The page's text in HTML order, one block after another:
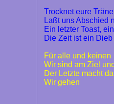
Trocknet eure
Laßt uns Abschied
Ein letzter Toast,
Die Zeit ist ein Dieb
Für alle und keinen
Wir sind am Ziel
Der Letzte macht
Wir gehen